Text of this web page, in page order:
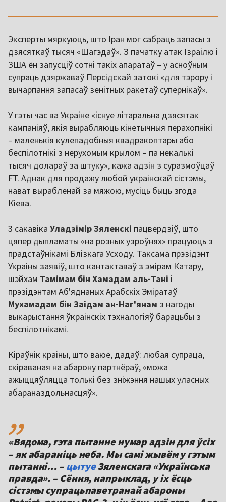
Эксперты мяркуюць, што Іран мог сабраць запасы з
дзясяткаў тысяч «Шагэдаў». З пачатку атак Ізраілю і
ЗША ён запусціў сотні такіх апаратаў – у асноўным
супраць дзяржаваў Персідскай затокі «для тэрору і
вычарпання запасаў зенітных ракетаў супернікаў».
У гэты час ва Украіне «існуе літаральна дзясятак
кампаніяў, якія вырабляюць кінетычныя перахопнікі
– маленькія кулепадобныя квадракоптары або
беспілотнікі з нерухомым крылом – па некалькі
тысяч долараў за штуку», кажа адзін з суразмоўцаў
FT. Аднак для продажу любой украінскай сістэмы,
нават вырабленай за мяжою, мусіць быць згода
Кіева.
3 сакавіка Уладзімір Зяленскі пацвердзіў, што
цяпер дыпламаты «на розных узроўнях» працуюць з
прадстаўнікамі Блізкага Усходу. Таксама прэзідэнт
Украіны заявіў, што кантактаваў з эмірам Катару,
шэйхам Тамімам бін Хамадам аль-Тані і
прэзідэнтам Аб'яднаных Арабскіх Эміратаў
Мухамадам бін Заідам ан-Наг'янам з нагоды
выкарыстання ўкраінскіх тэхналогіяў барацьбы з
беспілотнікамі.
Кіраўнік краіны, што ваюе, дадаў: любая супраца,
скіраваная на абарону партнёраў, «можа
ажыццяўляцца толькі без зніжэння нашых уласных
абараназдольнасцяў».
,,
«Вядома, гэта пытанне нумар адзін для ўсіх
– як абараніць неба. Мы самі жывём у гэтым
пытанні… – цытуеЗяленскага «Українська
правда». – Сёння, напрыклад, у іх ёсць
сістэмы супрацьпаветранай абароны